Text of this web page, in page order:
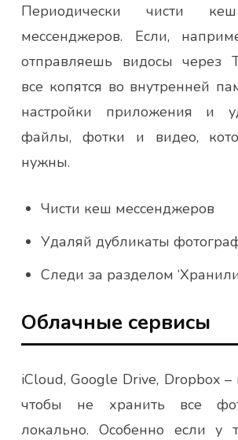
Периодически чисти
мессенджеров. Если,
отправляешь видосы через
все копятся во внутренней
настройки приложения и
файлы, фотки и видео,
нужны.
Чисти кеш мессенджеров
Удаляй дубликаты
Следи за разделом
Облачные сервисы
iCloud, Google Drive, Dropbox –
чтобы не хранить все
локально. Особенно если у